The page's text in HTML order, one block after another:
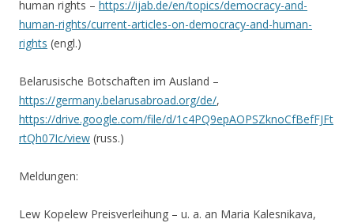
human rights – https://ijab.de/en/topics/democracy-and-
human-rights/current-articles-on-democracy-and-human-
rights (engl.)
Belarusische Botschaften im Ausland –
https://germany.belarusabroad.org/de/,
https://drive.google.com/file/d/1c4PQ9epAOPSZknoCfBefFJFt
rtQh07Ic/view (russ.)
Meldungen:
Lew Kopelew Preisverleihung – u. a. an Maria Kalesnikava,